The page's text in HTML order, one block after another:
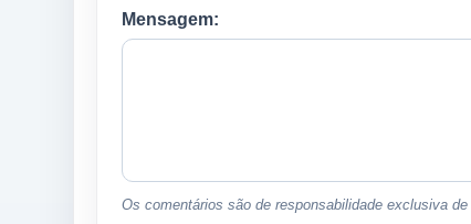
Mensagem:
Os comentários são de responsabilidade exclusiva